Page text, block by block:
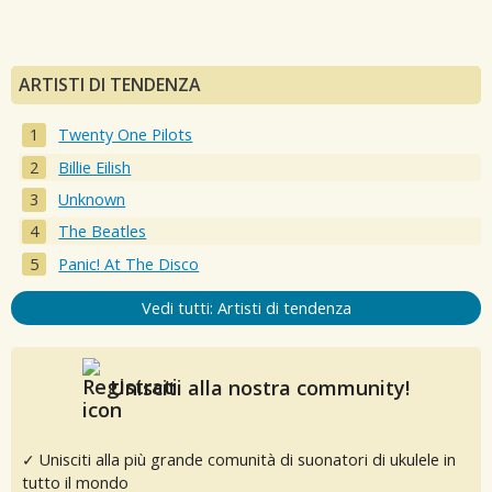
ARTISTI DI TENDENZA
Twenty One Pilots
Billie Eilish
Unknown
The Beatles
Panic! At The Disco
Vedi tutti: Artisti di tendenza
Unisciti alla nostra community!
✓ Unisciti alla più grande comunità di suonatori di ukulele in
tutto il mondo